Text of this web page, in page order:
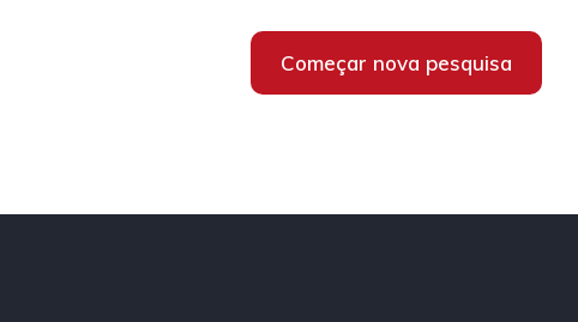
Começar nova pesquisa